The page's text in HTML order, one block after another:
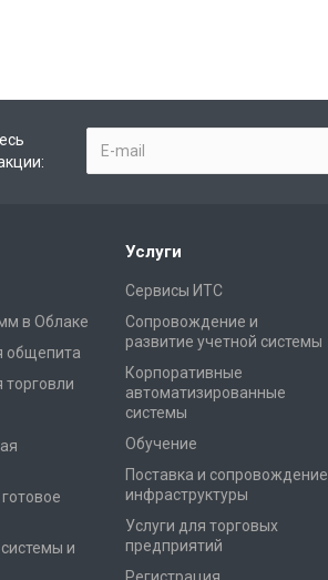
в Облаке
общепита
и
Услуги
Сервисы ИТС
Сопровождение и
развитие учетной системы
Корпоративные
автоматизированные
системы
Обучение
Поставка и сопровождение
инфраструктуры
Услуги для торговых
предприятий